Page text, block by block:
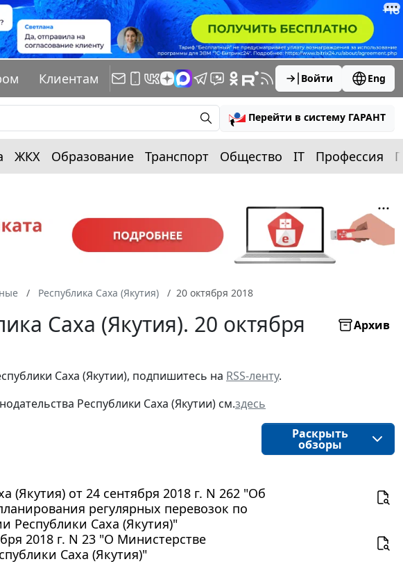
Клиентам Войти Eng
Перейти в систему ГАРАНТ
ЖКХ Образование Транспорт Общество IT Профессия
Республика Саха (Якутия) 20 октября 2018
Саха (Якутия). 20 октября
Архив
Саха (Якутии), подпишитесь на RSS-ленту.
Республики Саха (Якутии) см.здесь
Раскрыть
обзоры
(Якутия) от 24 сентября 2018 г. N 262 "Об
регулярных перевозок по
Саха (Якутия)"
2018 г. N 23 "О Министерстве
Саха (Якутия)"